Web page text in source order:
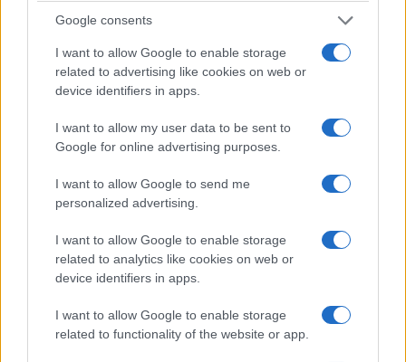
Google consents
I want to allow Google to enable storage
related to advertising like cookies on web or
device identifiers in apps.
I want to allow my user data to be sent to
Google for online advertising purposes.
I want to allow Google to send me
personalized advertising.
I want to allow Google to enable storage
related to analytics like cookies on web or
device identifiers in apps.
I want to allow Google to enable storage
related to functionality of the website or app.
Παγκόσμιο Πρωτάθλημα στίβου Κ20: Η Ρούσσου
9/08/2026 - 11:22πμ